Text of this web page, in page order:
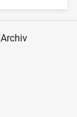
Archiv